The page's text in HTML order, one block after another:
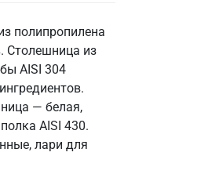
полипропилена
Столешница из
AISI 304
— белая,
AISI 430.
лари для